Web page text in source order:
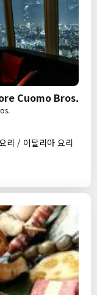
Cuomo Bros.
리 / 이탈리아 요리